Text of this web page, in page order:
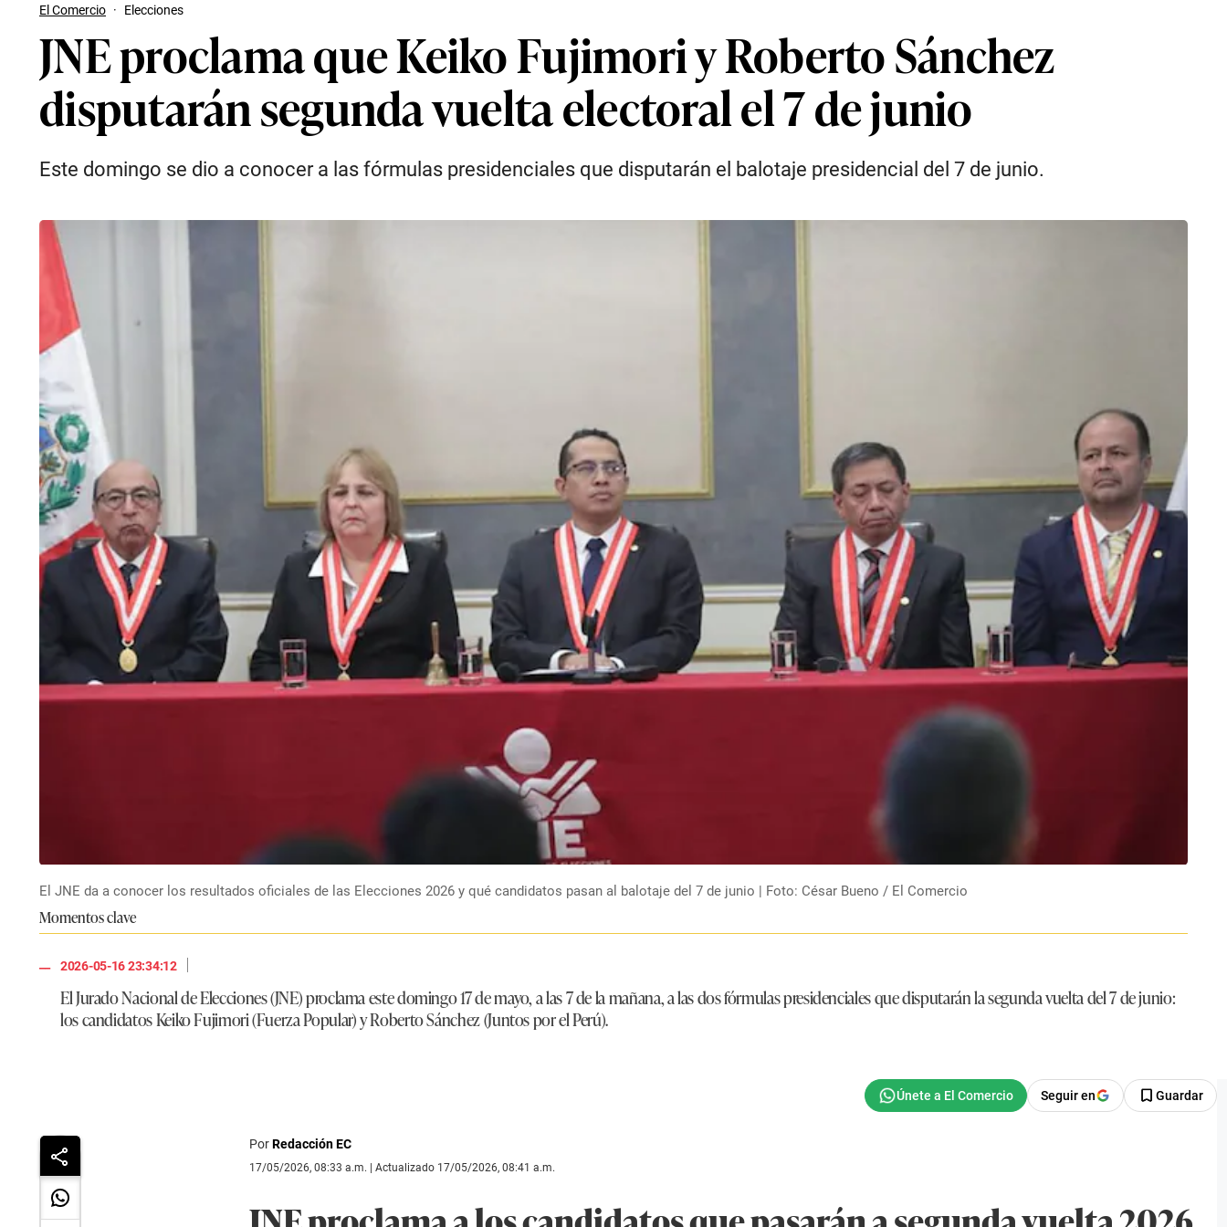
El Comercio · Elecciones
JNE proclama que Keiko Fujimori y Roberto Sánchez
disputarán segunda vuelta electoral el 7 de junio
Este domingo se dio a conocer a las fórmulas presidenciales que disputarán el balotaje presidencial del 7 de junio.
El JNE da a conocer los resultados oficiales de las Elecciones 2026 y qué candidatos pasan al balotaje del 7 de junio | Foto: César Bueno / El Comercio
Momentos clave
2026-05-16 23:34:12
|
El Jurado Nacional de Elecciones (JNE) proclama este domingo 17 de mayo, a las 7 de la mañana, a las dos fórmulas presidenciales que disputarán la segunda vuelta del 7 de junio:
los candidatos Keiko Fujimori (Fuerza Popular) y Roberto Sánchez (Juntos por el Perú).
Seguir en Guardar
PorRedacción EC
17/05/2026, 08:33 a.m. | Actualizado 17/05/2026, 08:41 a.m.